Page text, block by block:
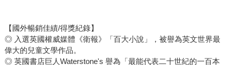
【國外暢銷佳績/得獎紀錄】
◎ 入選英國權威媒體《衛報》「百大小說」，被譽為英文世界最
偉大的兒童文學作品。
◎ 英國書店巨人Waterstone's 譽為「最能代表二十世紀的一百本